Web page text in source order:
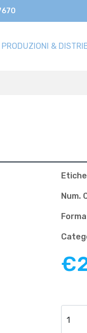
PRODUZIONI &
Num.